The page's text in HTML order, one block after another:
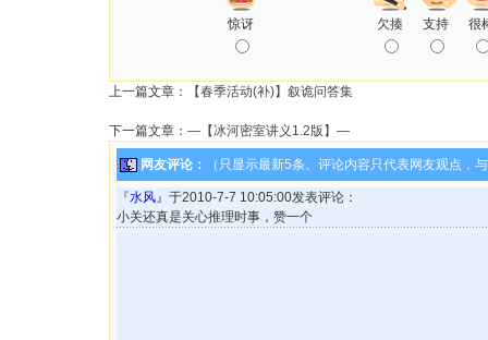
惊讶 欠揍 支持 很
上一篇文章： 【春季活动(补)】叙诡问答集
下一篇文章： —【冰河密室讲义1.2版】—
网友评论： （只显示最新5条。评论内容只代表网友观点，
『水风』于2010-7-7 10:05:00发表评论：
小关还真是关心推理时事，赞一个